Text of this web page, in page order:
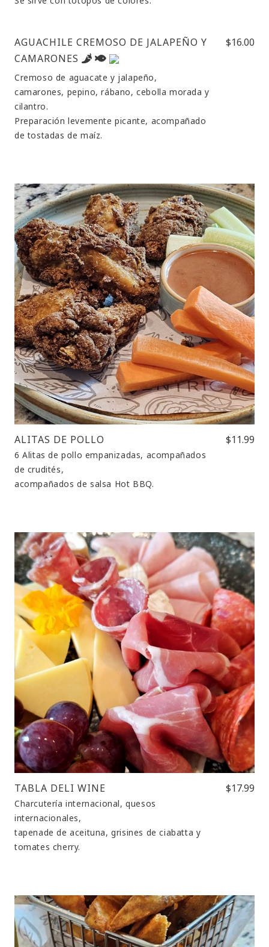
AGUACHILE CREMOSO DE JALAPEÑO Y
CAMARONES
Cremoso de aguacate y jalapeño,
camarones, pepino, rábano, cebolla morada y
cilantro.
Preparación levemente picante, acompañado
de tostadas de maíz.
$16.00
ALITAS DE POLLO
6 Alitas de pollo empanizadas, acompañados
de crudités,
acompañados de salsa Hot BBQ.
$11.99
TABLA DELI WINE
Charcutería internacional, quesos
internacionales,
tapenade de aceituna, grisines de ciabatta y
tomates cherry.
$17.99